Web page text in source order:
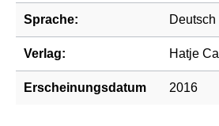
Sprache: Deutsch
Verlag: Hatje
Erscheinungsdatum 2016